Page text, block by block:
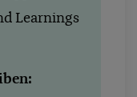
Learnings